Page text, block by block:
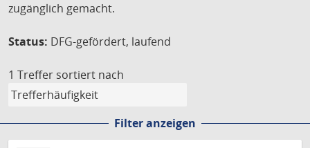
zugänglich gemacht.
Status: DFG-gefördert, laufend
1 Treffer sortiert nach
Filter anzeigen